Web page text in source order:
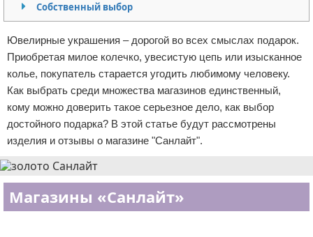
Разное
Уход за лицом
Хирургия
Собственный выбор
Ювелирные украшения – дорогой во всех смыслах подарок.
Приобретая милое колечко, увесистую цепь или изысканное
колье, покупатель старается угодить любимому человеку.
Как выбрать среди множества магазинов единственный,
кому можно доверить такое серьезное дело, как выбор
достойного подарка? В этой статье будут рассмотрены
изделия и отзывы о магазине "Санлайт".
Магазины «Санлайт»